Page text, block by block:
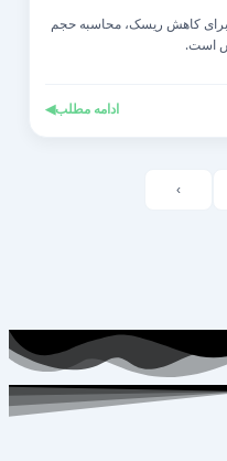
کاهش ریسک، محاسبه حجم
است.
ادامه مطلب◀